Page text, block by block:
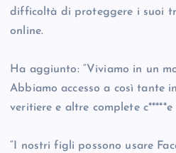
difficoltà di proteggere i suoi
online.
Ha aggiunto: “Viviamo in un
Abbiamo accesso a così tante
veritiere e altre complete
“I nostri figli possono usare